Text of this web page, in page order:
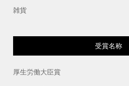
雑貨
受賞名称
厚生労働大臣賞